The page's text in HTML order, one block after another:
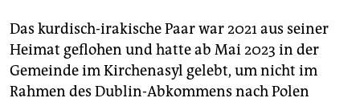
Das kurdisch-irakische Paar war 2021 aus seiner
Heimat geflohen und hatte ab Mai 2023 in der
Gemeinde im Kirchenasyl gelebt, um nicht im
Rahmen des Dublin-Abkommens nach Polen